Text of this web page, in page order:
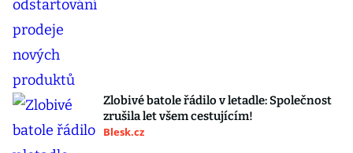
Zlobivé batole řádilo v letadle: Společnost
zrušila let všem cestujícím!
Blesk.cz